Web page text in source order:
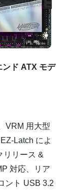
ンド ATX モデ
VRM 用大型
Latch によ
リリース &
対応、リア
ント USB 3.2